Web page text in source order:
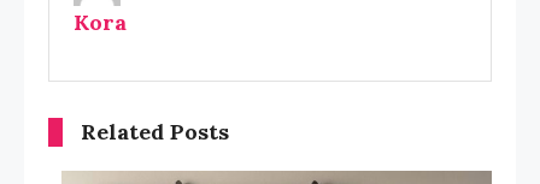
Kora
Related Posts